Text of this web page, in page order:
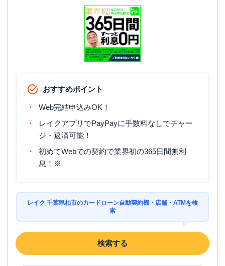
おすすめポイント
Web完結申込みOK！
レイクアプリでPayPayに手数料なしでチャー
ジ・返済可能！
初めてWebでの契約で業界初の365日間無利
息！※
レイク 千葉県柏市のカードローン自動契約機・店舗・ATMを検
索
検索する